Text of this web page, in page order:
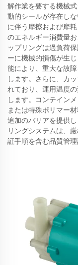
解作業を要する機械
動的シールが存在し
に伴う摩擦および摩
のエネルギー消費量
ップリングは過負荷
ーに機械的損傷が生
能により、重大な故
します。さらに、カ
れており、運用温度
します。コンテイン
または特殊ポリマー
追加のバリアを提供
リングシステムは、
証手順を含む品質管理